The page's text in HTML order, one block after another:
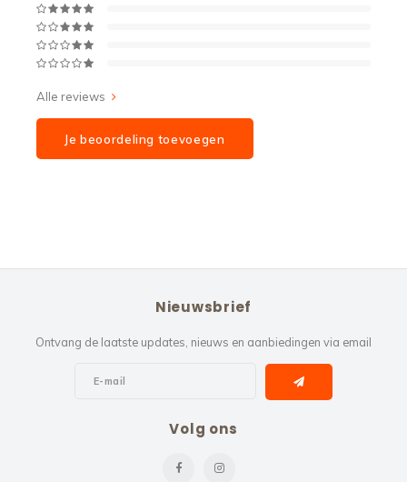
Alle reviews
Je beoordeling toevoegen
Nieuwsbrief
Ontvang de laatste updates, nieuws en aanbiedingen via email
Volg ons